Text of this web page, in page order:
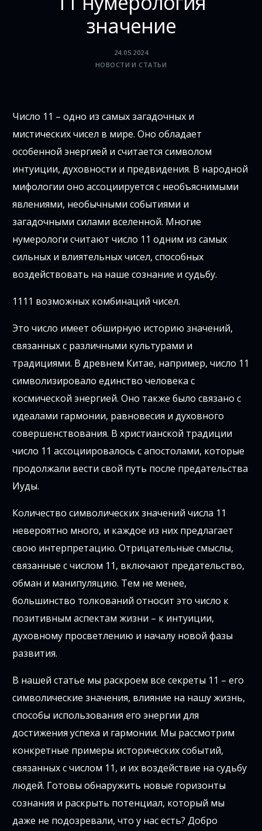
значение
24.05.2024
НОВОСТИ И СТАТЬИ
Число 11 – одно из самых загадочных и
мистических чисел в мире. Оно обладает
особенной энергией и считается символом
интуиции, духовности и предвидения. В народной
мифологии оно ассоциируется с необъяснимыми
явлениями, необычными событиями и
загадочными силами вселенной. Многие
нумерологи считают число 11 одним из самых
сильных и влиятельных чисел, способных
воздействовать на наше сознание и судьбу.
1111 возможных комбинаций чисел.
Это число имеет обширную историю значений,
связанных с различными культурами и
традициями. В древнем Китае, например, число 11
символизировало единство человека с
космической энергией. Оно также было связано с
идеалами гармонии, равновесия и духовного
совершенствования. В христианской традиции
число 11 ассоциировалось с апостолами, которые
продолжали вести свой путь после предательства
Иуды.
Количество символических значений числа 11
невероятно много, и каждое из них предлагает
свою интерпретацию. Отрицательные смыслы,
связанные с числом 11, включают предательство,
обман и манипуляцию. Тем не менее,
большинство толкований относит это число к
позитивным аспектам жизни – к интуиции,
духовному просветлению и началу новой фазы
развития.
В нашей статье мы раскроем все секреты 11 – его
символические значения, влияние на нашу жизнь,
способы использования его энергии для
достижения успеха и гармонии. Мы рассмотрим
конкретные примеры исторических событий,
связанных с числом 11, и их воздействие на судьбу
людей. Готовы обнаружить новые горизонты
сознания и раскрыть потенциал, который мы
даже не подозревали, что у нас есть? Добро